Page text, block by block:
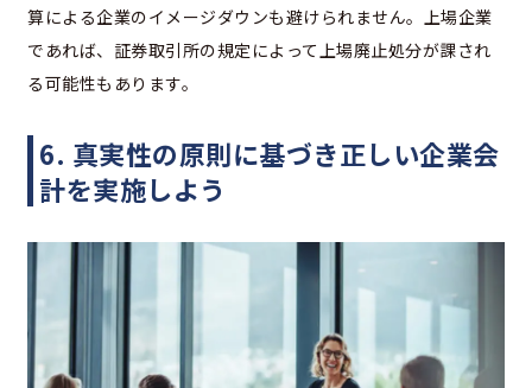
算による企業のイメージダウンも避けられません。上場企業
であれば、証券取引所の規定によって上場廃止処分が課され
る可能性もあります。
6. 真実性の原則に基づき正しい企業会
計を実施しよう